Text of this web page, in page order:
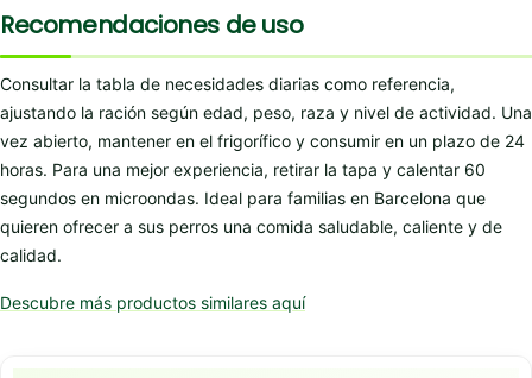
Recomendaciones de uso
Consultar la tabla de necesidades diarias como referencia,
ajustando la ración según edad, peso, raza y nivel de actividad. Una
vez abierto, mantener en el frigorífico y consumir en un plazo de 24
horas. Para una mejor experiencia, retirar la tapa y calentar 60
segundos en microondas. Ideal para familias en Barcelona que
quieren ofrecer a sus perros una comida saludable, caliente y de
calidad.
Descubre más productos similares aquí